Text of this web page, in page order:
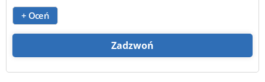
+ Oceń
Zadzwoń